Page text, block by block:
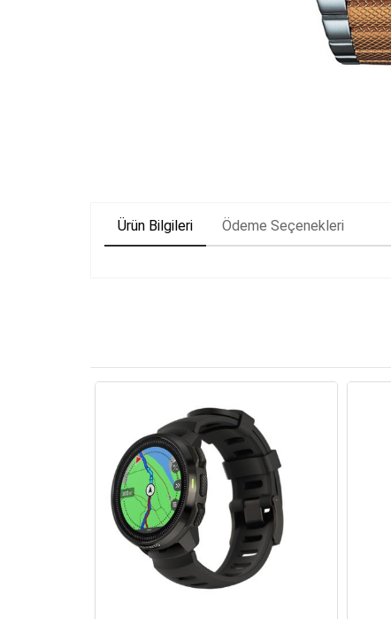
Ürün Bilgileri Ödeme Seçenekleri